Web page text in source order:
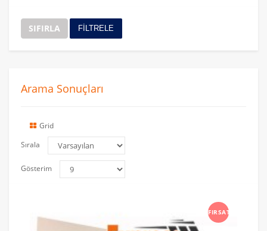
SIFIRLA FİLTRELE
Arama Sonuçları
Grid
Sırala
Gösterim
FIRSAT